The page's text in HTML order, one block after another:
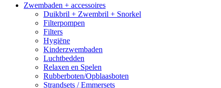
Zwembaden + accessoires
Duikbril + Zwembril + Snorkel
Filterpompen
Filters
Hygiëne
Kinderzwembaden
Luchtbedden
Relaxen en Spelen
Rubberboten/Opblaasboten
Strandsets / Emmersets